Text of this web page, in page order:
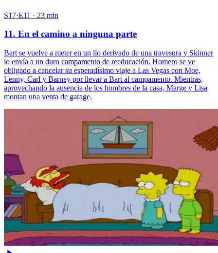
S17·E11 · 23 min
11. En el camino a ninguna parte
Bart se vuelve a meter en un lío derivado de una travesura y Skinner
lo envía a un duro campamento de reeducación. Homero se ve
obligado a cancelar su esperadísimo viaje a Las Vegas con Moe,
Lenny, Carl y Barney por llevar a Bart al campamento. Mientras,
aprovechando la ausencia de los hombres de la casa, Marge y Lisa
montan una venta de garage.